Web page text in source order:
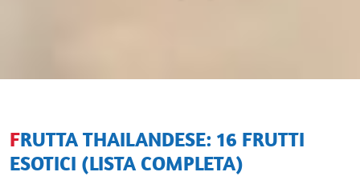
FRUTTA THAILANDESE: 16 FRUTTI
ESOTICI (LISTA COMPLETA)